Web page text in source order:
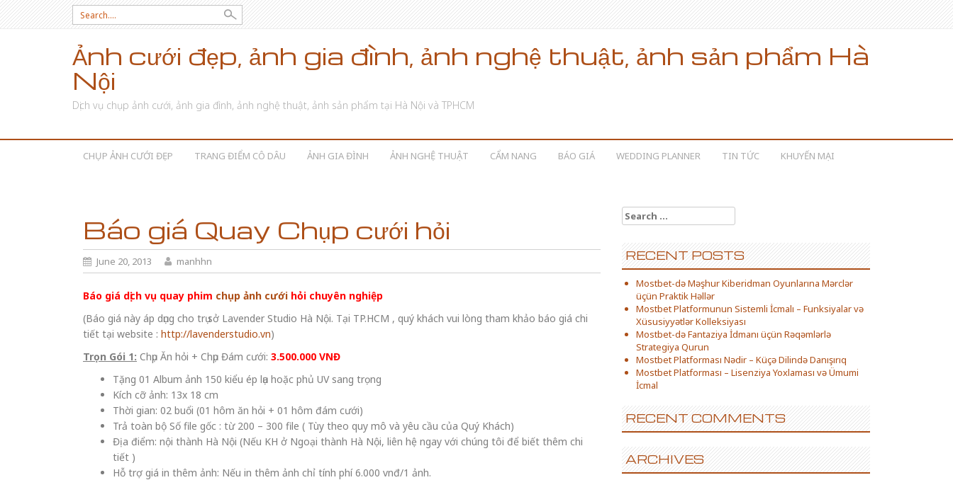
Search for:
Ảnh cưới đẹp, ảnh gia đình, ảnh nghệ thuật, ảnh sản phẩm Hà
Nội
Dịch vụ chụp ảnh cưới, ảnh gia đình, ảnh nghệ thuật, ảnh sản phẩm tại Hà Nội và TPHCM
SKIP TO CONTENT
CHỤP ẢNH CƯỚI ĐẸP TRANG ĐIỂM CÔ DÂU ẢNH GIA ĐÌNH ẢNH NGHỆ THUẬT CẨM NANG BÁO GIÁ WEDDING PLANNER TIN TỨC KHUYẾN MẠI
Báo giá Quay Chụp cưới hỏi
June 20, 2013 manhhn
Báo giá dịch vụ quay phim chụp ảnh cưới hỏi chuyên nghiệp
(Báo giá này áp dụng cho trụ sở Lavender Studio Hà Nội. Tại TP.HCM , quý khách vui lòng tham khảo báo giá chi
tiết tại website : http://lavenderstudio.vn)
Trọn Gói 1: Chụp Ăn hỏi + Chụp Đám cưới: 3.500.000 VNĐ
Tặng 01 Album ảnh 150 kiểu ép lụa hoặc phủ UV sang trọng
Kích cỡ ảnh: 13x 18 cm
Thời gian: 02 buổi (01 hôm ăn hỏi + 01 hôm đám cưới)
Trả toàn bộ Số file gốc : từ 200 – 300 file ( Tùy theo quy mô và yêu cầu của Quý Khách)
Địa điểm: nội thành Hà Nội (Nếu KH ở Ngoại thành Hà Nội, liên hệ ngay với chúng tôi để biết thêm chi
tiết )
Hỗ trợ giá in thêm ảnh: Nếu in thêm ảnh chỉ tính phí 6.000 vnđ/1 ảnh.
Search for:
RECENT POSTS
Mostbet-də Məşhur Kiberidman Oyunlarına Mərclər
üçün Praktik Həllər
Mostbet Platformunun Sistemli İcmalı – Funksiyalar və
Xüsusiyyətlər Kolleksiyası
Mostbet-də Fantaziya İdmanı üçün Rəqəmlərlə
Strategiya Qurun
Mostbet Platforması Nədir – Küçə Dilində Danışırıq
Mostbet Platforması – Lisenziya Yoxlaması və Ümumi
İcmal
RECENT COMMENTS
ARCHIVES